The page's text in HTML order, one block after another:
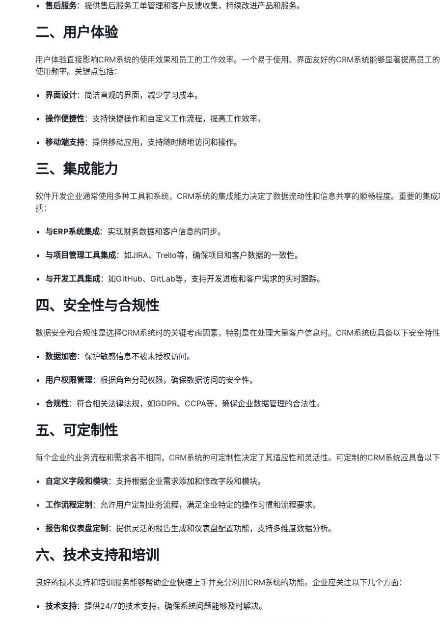
售后服务：提供售后服务工单管理和客户反馈收集，持续改进产品和服务。
二、用户体验
用户体验直接影响CRM系统的使用效果和员工的工作效率。一个易于使用、界面友好的CRM系统能够显著提高员工
使用频率。关键点包括：
界面设计：简洁直观的界面，减少学习成本。
操作便捷性：支持快捷操作和自定义工作流程，提高工作效率。
移动端支持：提供移动应用，支持随时随地访问和操作。
三、集成能力
软件开发企业通常使用多种工具和系统，CRM系统的集成能力决定了数据流动性和信息共享的顺畅程度。重要的集
括：
与ERP系统集成：实现财务数据和客户信息的同步。
与项目管理工具集成：如JIRA、Trello等，确保项目和客户数据的一致性。
与开发工具集成：如GitHub、GitLab等，支持开发进度和客户需求的实时跟踪。
四、安全性与合规性
数据安全和合规性是选择CRM系统时的关键考虑因素，特别是在处理大量客户信息时。CRM系统应具备以下安全特
数据加密：保护敏感信息不被未授权访问。
用户权限管理：根据角色分配权限，确保数据访问的安全性。
合规性：符合相关法律法规，如GDPR、CCPA等，确保企业数据管理的合法性。
五、可定制性
每个企业的业务流程和需求各不相同，CRM系统的可定制性决定了其适应性和灵活性。可定制的CRM系统应具备以
自定义字段和模块：支持根据企业需求添加和修改字段和模块。
工作流程定制 ：允许用户定制业务流程，满足企业特定的操作习惯和流程要求。
报告和仪表盘定制 ：提供灵活的报告生成和仪表盘配置功能，支持多维度数据分析。
六、技术支持和培训
良好的技术支持和培训服务能够帮助企业快速上手并充分利用CRM系统的功能。企业应关注以下几个方面：
技术支持：提供24/7的技术支持，确保系统问题能够及时解决。